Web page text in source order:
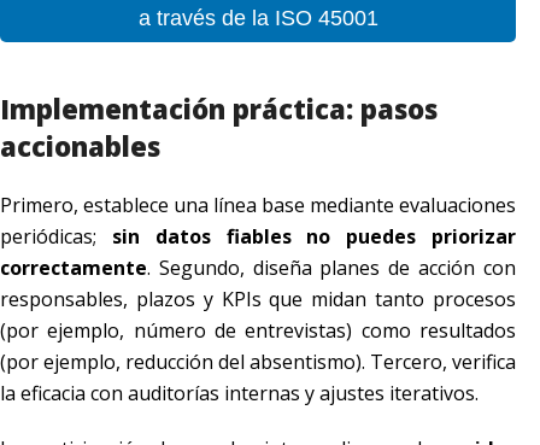
a través de la ISO 45001
Implementación práctica: pasos
accionables
Primero, establece una línea base mediante evaluaciones
periódicas; sin datos fiables no puedes priorizar
correctamente. Segundo, diseña planes de acción con
responsables, plazos y KPIs que midan tanto procesos
(por ejemplo, número de entrevistas) como resultados
(por ejemplo, reducción del absentismo). Tercero, verifica
la eficacia con auditorías internas y ajustes iterativos.